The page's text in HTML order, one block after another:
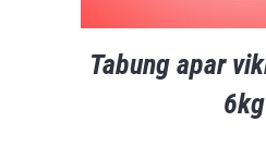
Tabung apar
6kg